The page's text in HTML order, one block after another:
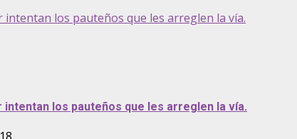
intentan los pauteños que les arreglen la vía.
intentan los pauteños que les arreglen la vía.